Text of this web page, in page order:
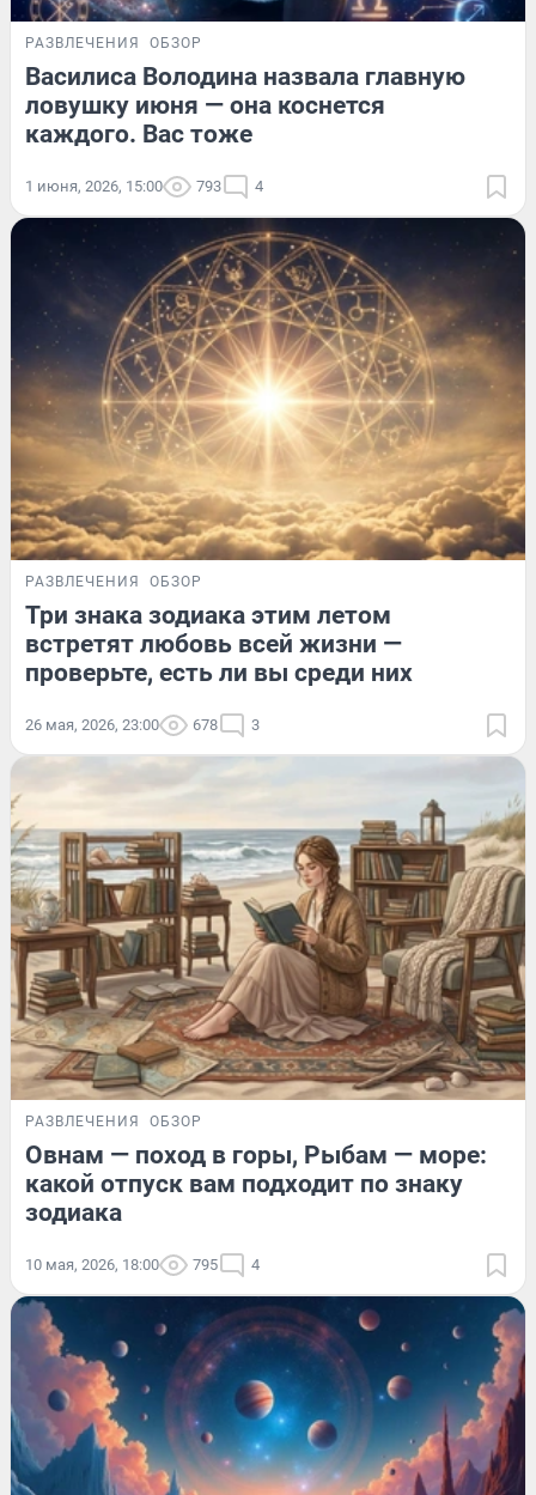
РАЗВЛЕЧЕНИЯ ОБЗОР
Василиса Володина назвала главную
ловушку июня — она коснется
каждого. Вас тоже
1 июня, 2026, 15:00 793 4
РАЗВЛЕЧЕНИЯ ОБЗОР
Три знака зодиака этим летом
встретят любовь всей жизни —
проверьте, есть ли вы среди них
26 мая, 2026, 23:00 678 3
РАЗВЛЕЧЕНИЯ ОБЗОР
Овнам — поход в горы, Рыбам — море:
какой отпуск вам подходит по знаку
зодиака
10 мая, 2026, 18:00 795 4